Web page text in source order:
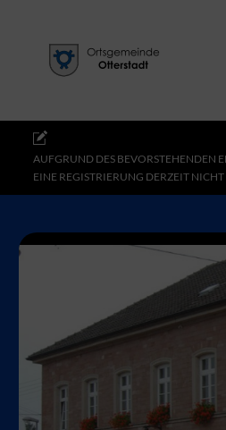
AUFGRUND DES BEVORSTEHENDEN
EINE REGISTRIERUNG DERZEIT